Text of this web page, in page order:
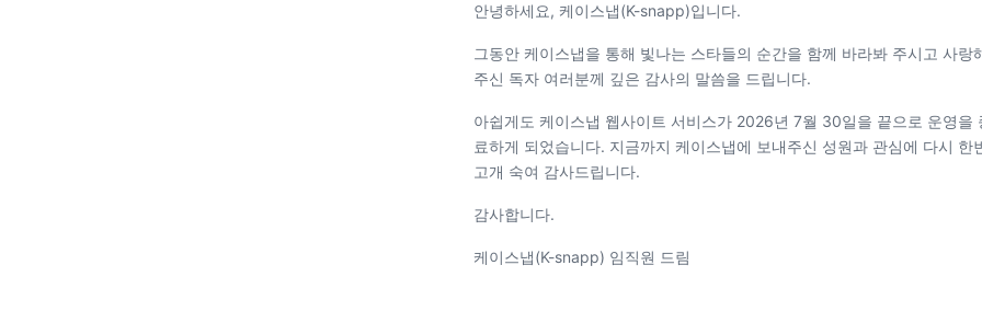
안녕하세요, 케이스냅(K-snapp)입니다.
그동안 케이스냅을 통해 빛나는 스타들의 순간을 함께 바라봐 주시고 사랑
주신 독자 여러분께 깊은 감사의 말씀을 드립니다.
아쉽게도 케이스냅 웹사이트 서비스가 2026년 7월 30일을 끝으로 운영을
료하게 되었습니다. 지금까지 케이스냅에 보내주신 성원과 관심에 다시 한
고개 숙여 감사드립니다.
감사합니다.
케이스냅(K-snapp) 임직원 드림